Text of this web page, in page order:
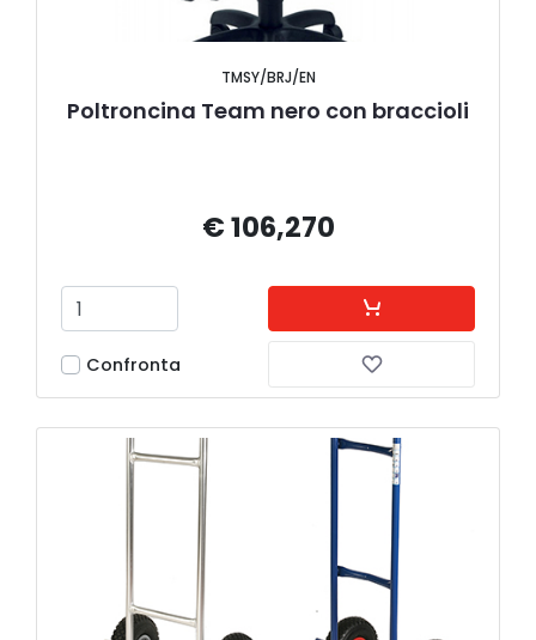
TMSY/BRJ/EN
Poltroncina Team nero con braccioli
€ 106,270
Confronta